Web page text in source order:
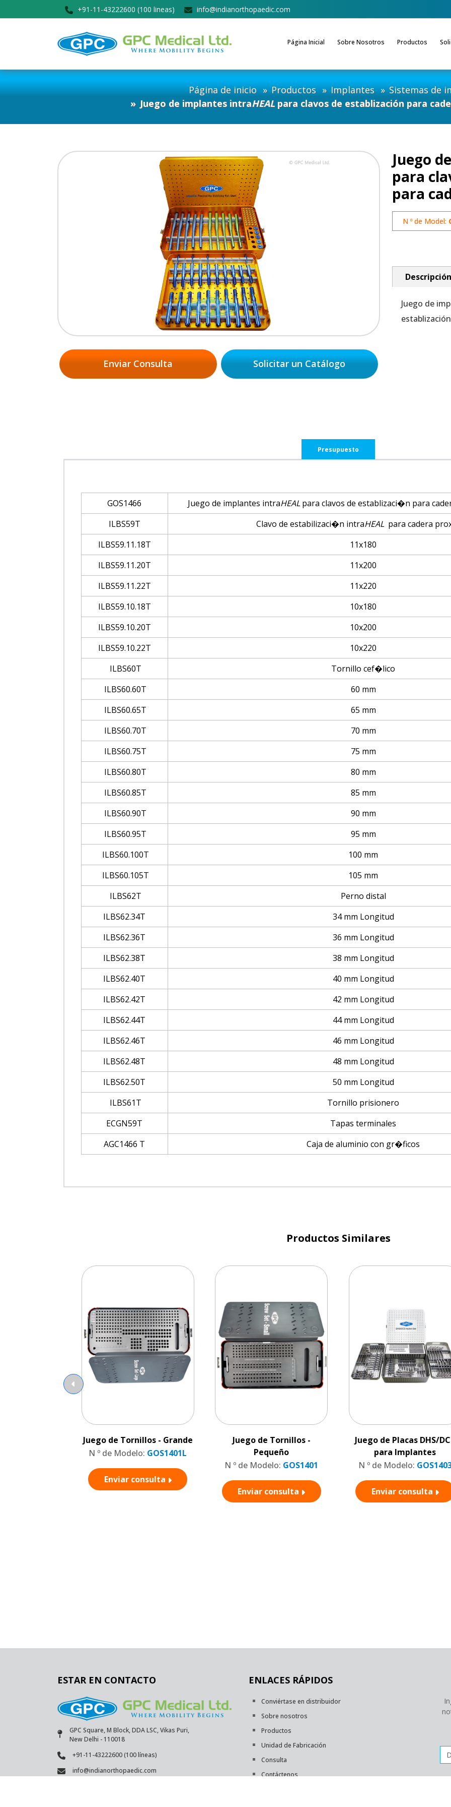
+91-11-43222600 (100 lineas) info@indianorthopaedic.com
Página Inicial Sobre Nosotros Productos
Página de inicio Productos Implantes
Sistemas de
Juego de implantes intraHEALpara clavos de establización para
Enviar Consulta Solicitar un Catálogo
Juego
para
para
N º de Model:
Descripción
Juego de
Presupuesto
GOS1466 Juego de implantes intraHEALpara clavos de establizaci�n para
ILBS59T
Clavo de estabilizaci�n intraHEALpara cadera
ILBS59.11.18T
11x180
ILBS59.11.20T
11x200
ILBS59.11.22T
11x220
ILBS59.10.18T
10x180
ILBS59.10.20T
10x200
ILBS59.10.22T
10x220
ILBS60T
Tornillo cef�lico
ILBS60.60T
60 mm
ILBS60.65T
65 mm
ILBS60.70T
70 mm
ILBS60.75T
75 mm
ILBS60.80T
80 mm
ILBS60.85T
85 mm
ILBS60.90T
90 mm
ILBS60.95T
95 mm
ILBS60.100T
100 mm
ILBS60.105T
105 mm
ILBS62T
Perno distal
ILBS62.34T
34 mm Longitud
ILBS62.36T
36 mm Longitud
ILBS62.38T
38 mm Longitud
ILBS62.40T
40 mm Longitud
ILBS62.42T
42 mm Longitud
ILBS62.44T
44 mm Longitud
ILBS62.46T
46 mm Longitud
ILBS62.48T
48 mm Longitud
ILBS62.50T
50 mm Longitud
ILBS61T
Tornillo prisionero
ECGN59T
Tapas terminales
AGC1466 T
Caja de aluminio con gr�ficos
Productos Similares
Juego de Tornillos - Grande
N º de Modelo: GOS1401L
Enviar consulta
Juego de Tornillos -
Pequeño
N º de Modelo: GOS1401
Enviar consulta
Juego de Placas DHS/
para Implantes
N º de Modelo:
Enviar consulta
ESTAR EN CONTACTO
GPC Square, M Block, DDA LSC, Vikas Puri,
New Delhi - 110018
+91-11-43222600 (100 líneas)
info@indianorthopaedic.com
ENLACES RÁPIDOS
Conviértase en distribuidor
Sobre nosotros
Productos
Unidad de Fabricación
Consulta
Contáctenos